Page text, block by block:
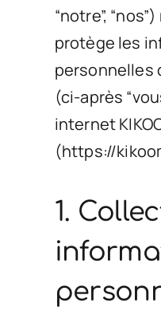
“notre”,
protège les
personnelles
(ci-après
internet
(https://
1.